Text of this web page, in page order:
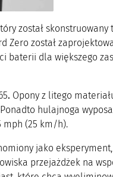
został skonstruowany
Zero został
baterii dla większego
. Opony z litego
hulajnoga
mph (25 km/h).
jako
przejażdżek na